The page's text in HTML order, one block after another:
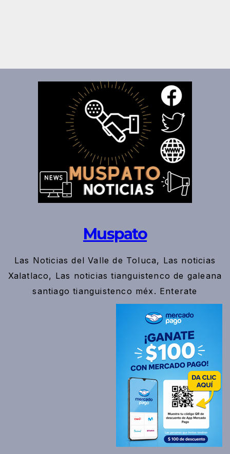
Muspato
Las Noticias del Valle de Toluca, Las noticias
Xalatlaco, Las noticias tianguistenco de galeana
santiago tianguistenco méx. Enterate